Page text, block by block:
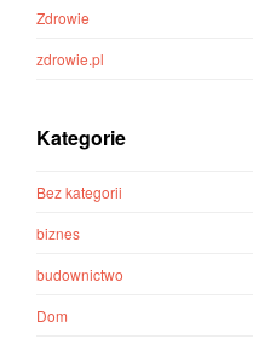
Zdrowie
zdrowie.pl
Kategorie
Bez kategorii
biznes
budownictwo
Dom